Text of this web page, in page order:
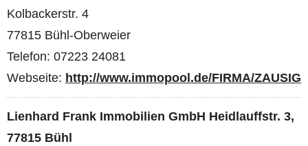
Kolbackerstr. 4
77815 Bühl-Oberweier
Telefon: 07223 24081
Webseite: http://www.immopool.de/FIRMA/ZAUSIG
Lienhard Frank Immobilien GmbH Heidlauffstr. 3,
77815 Bühl